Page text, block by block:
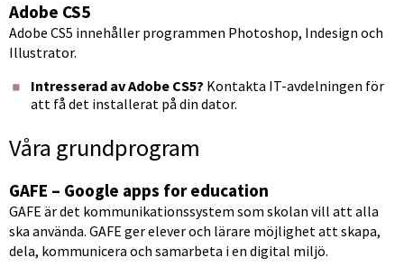
Adobe CS5
Adobe CS5 innehåller programmen Photoshop, Indesign och
Illustrator.
Intresserad av Adobe CS5? Kontakta IT-avdelningen för
att få det installerat på din dator.
Våra grundprogram
GAFE – Google apps for education
GAFE är det kommunikationssystem som skolan vill att alla
ska använda. GAFE ger elever och lärare möjlighet att skapa,
dela, kommunicera och samarbeta i en digital miljö.